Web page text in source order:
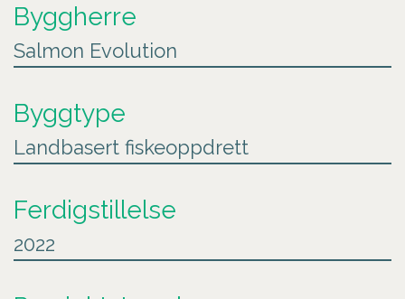
Byggherre
Salmon Evolution
Byggtype
Landbasert fiskeoppdrett
Ferdigstillelse
2022